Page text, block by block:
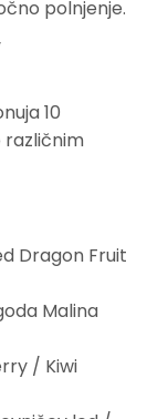
polnjenje.
10
različnim
Dragon Fruit
Malina
/ Kiwi